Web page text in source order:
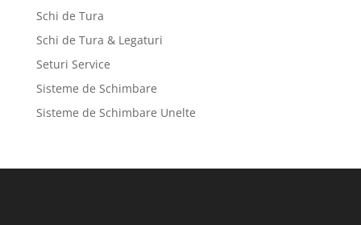
Schi de Tura
Schi de Tura & Legaturi
Seturi Service
Sisteme de Schimbare
Sisteme de Schimbare Unelte